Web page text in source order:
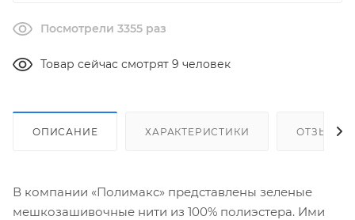
Посмотрели 3355 раз
Товар сейчас смотрят 9 человек
ОПИСАНИЕ ХАРАКТЕРИСТИКИ ОТЗЫВЫ
В компании «Полимакс» представлены зеленые
мешкозашивочные нити из 100% полиэстера. Ими